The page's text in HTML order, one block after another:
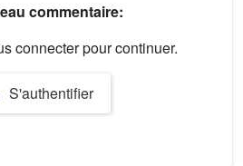
commentaire:
connecter pour continuer.
S'authentifier